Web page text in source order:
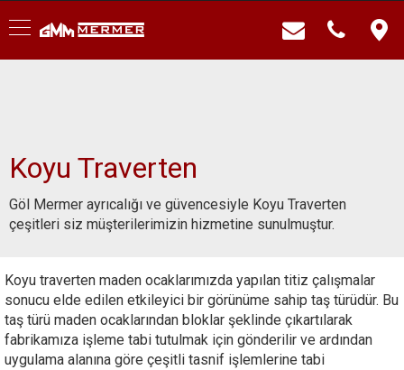
Koyu Traverten
Göl Mermer ayrıcalığı ve güvencesiyle Koyu Traverten
çeşitleri siz müşterilerimizin hizmetine sunulmuştur.
Koyu traverten maden ocaklarımızda yapılan titiz çalışmalar
sonucu elde edilen etkileyici bir görünüme sahip taş türüdür. Bu
taş türü maden ocaklarından bloklar şeklinde çıkartılarak
fabrikamıza işleme tabi tutulmak için gönderilir ve ardından
uygulama alanına göre çeşitli tasnif işlemlerine tabi